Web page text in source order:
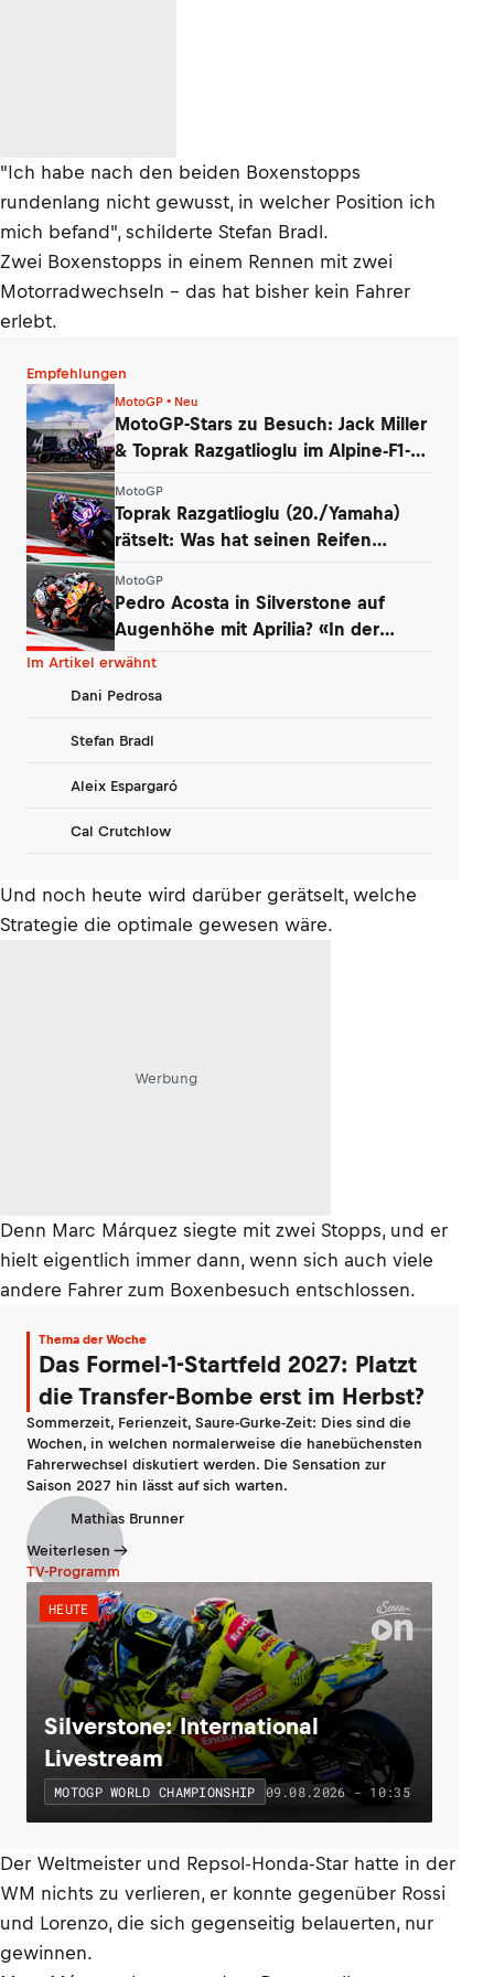
"Ich habe nach den beiden Boxenstopps
rundenlang nicht gewusst, in welcher Position ich
mich befand", schilderte Stefan Bradl.
Zwei Boxenstopps in einem Rennen mit zwei
Motorradwechseln – das hat bisher kein Fahrer
erlebt.
Empfehlungen
MotoGP • Neu
MotoGP-Stars zu Besuch: Jack Miller
& Toprak Razgatlioglu im Alpine-F1-
MotoGP
Toprak Razgatlioglu (20./Yamaha)
rätselt: Was hat seinen Reifen
MotoGP
Pedro Acosta in Silverstone auf
Augenhöhe mit Aprilia? «In der
Boxengasse»
Im Artikel erwähnt
Dani Pedrosa
Stefan Bradl
Aleix Espargaró
Cal Crutchlow
Und noch heute wird darüber gerätselt, welche
Strategie die optimale gewesen wäre.
Werbung
Denn Marc Márquez siegte mit zwei Stopps, und er
hielt eigentlich immer dann, wenn sich auch viele
andere Fahrer zum Boxenbesuch entschlossen.
Thema der Woche
Das Formel-1-Startfeld 2027: Platzt
die Transfer-Bombe erst im Herbst?
Sommerzeit, Ferienzeit, Saure-Gurke-Zeit: Dies sind die
Wochen, in welchen normalerweise die hanebüchensten
Fahrerwechsel diskutiert werden. Die Sensation zur
Saison 2027 hin lässt auf sich warten.
Mathias Brunner
Weiterlesen
TV-Programm
HEUTE
Silverstone: International
Livestream
MOTOGP WORLD CHAMPIONSHIP 09.08.2026 - 10:35
Der Weltmeister und Repsol-Honda-Star hatte in der
WM nichts zu verlieren, er konnte gegenüber Rossi
und Lorenzo, die sich gegenseitig belauerten, nur
gewinnen.